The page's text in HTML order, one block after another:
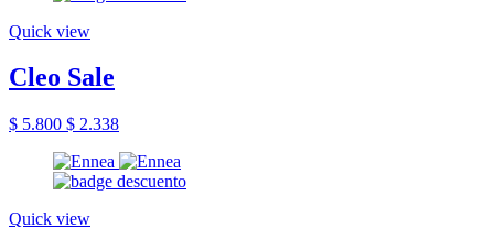
Quick view
Cleo Sale
$ 5.800 $ 2.338
Quick view